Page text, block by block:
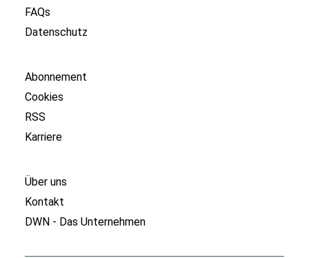
FAQs
Datenschutz
Abonnement
Cookies
RSS
Karriere
Über uns
Kontakt
DWN - Das Unternehmen